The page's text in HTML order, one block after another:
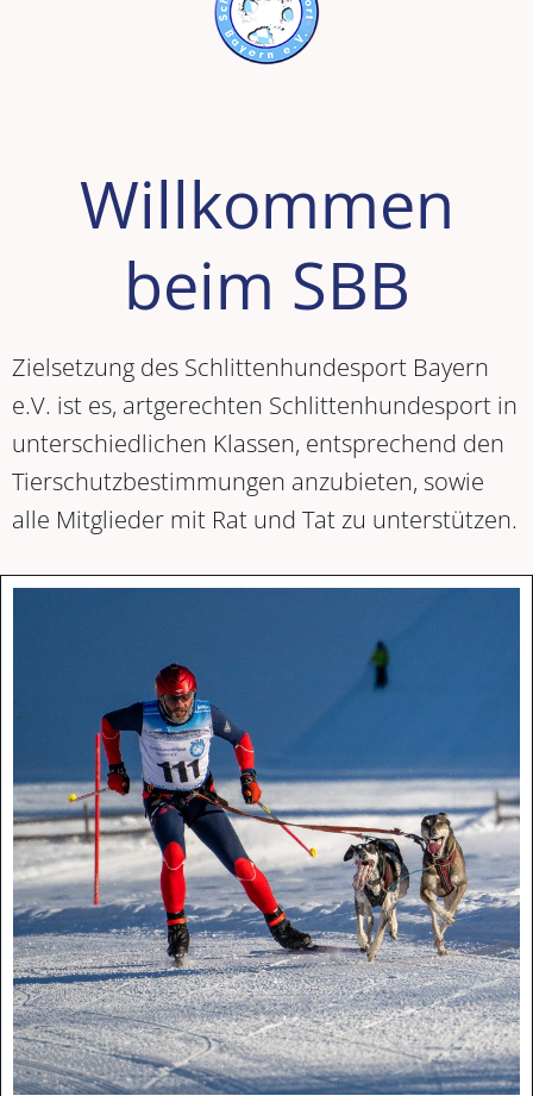
Willkommen
beim SBB
Zielsetzung des Schlittenhundesport Bayern
e.V. ist es, artgerechten Schlittenhundesport in
unterschiedlichen Klassen, entsprechend den
Tierschutzbestimmungen anzubieten, sowie
alle Mitglieder mit Rat und Tat zu unterstützen.